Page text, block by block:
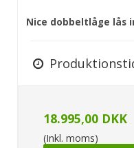
Nice dobbeltlåge lås
18.995,00 DKK
(Inkl. moms)